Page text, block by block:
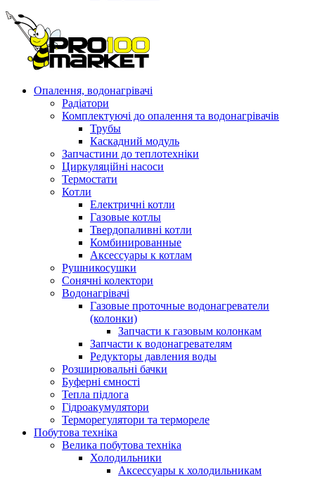
Опалення, водонагрівачі
Радіатори
Комплектуючі до опалення та водонагрівачів
Трубы
Каскадний модуль
Запчастини до теплотехніки
Циркуляційні насоси
Термостати
Котли
Електричні котли
Газовые котлы
Твердопаливні котли
Комбинированные
Аксессуары к котлам
Рушникосушки
Сонячні колектори
Водонагрівачі
Газовые проточные водонагреватели
(колонки)
Запчасти к газовым колонкам
Запчасти к водонагревателям
Редукторы давления воды
Розширювальні бачки
Буферні ємності
Тепла підлога
Гідроакумулятори
Терморегулятори та термореле
Побутова техніка
Велика побутова техніка
Холодильники
Аксессуары к холодильникам